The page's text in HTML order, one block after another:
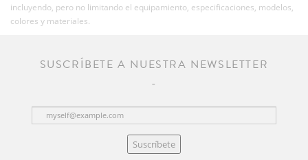
incluyendo, pero no limitando el equipamiento, especificaciones, modelos,
colores y materiales.
SUSCRÍBETE A NUESTRA NEWSLETTER
Suscríbete